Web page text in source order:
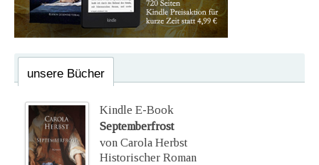
unsere Bücher
Kindle E-Book
Septemberfrost
von Carola Herbst
Historischer Roman